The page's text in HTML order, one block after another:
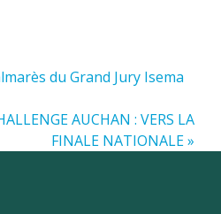
du Grand Jury Isema
AUCHAN : VERS LA
FINALE NATIONALE »